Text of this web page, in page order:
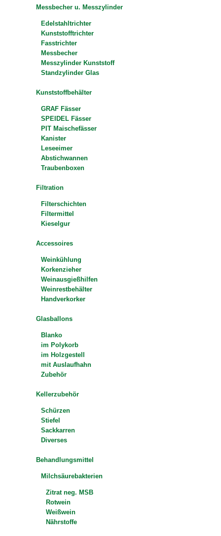
Messbecher u. Messzylinder
Edelstahltrichter
Kunststofftrichter
Fasstrichter
Messbecher
Messzylinder Kunststoff
Standzylinder Glas
Kunststoffbehälter
GRAF Fässer
SPEIDEL Fässer
PIT Maischefässer
Kanister
Leseeimer
Abstichwannen
Traubenboxen
Filtration
Filterschichten
Filtermittel
Kieselgur
Accessoires
Weinkühlung
Korkenzieher
Weinausgießhilfen
Weinrestbehälter
Handverkorker
Glasballons
Blanko
im Polykorb
im Holzgestell
mit Auslaufhahn
Zubehör
Kellerzubehör
Schürzen
Stiefel
Sackkarren
Diverses
Behandlungsmittel
Milchsäurebakterien
Zitrat neg. MSB
Rotwein
Weißwein
Nährstoffe